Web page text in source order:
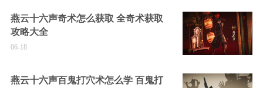
燕云十六声奇术怎么获取 全奇术获取
攻略大全
06-18
燕云十六声百鬼打穴术怎么学 百鬼打